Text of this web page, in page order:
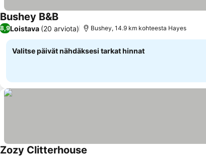
Bushey B&B
8,9Loistava (20 arviota) Bushey, 14.9 km kohteesta Hayes
Valitse päivät nähdäksesi tarkat hinnat
Zozy Clitterhouse